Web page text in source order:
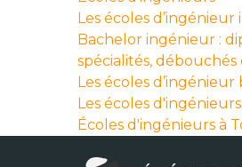
Les écoles
Bachelor ingénieur :
spécialités, débouchés
Les écoles
Les écoles
Écoles d'ingénieurs à